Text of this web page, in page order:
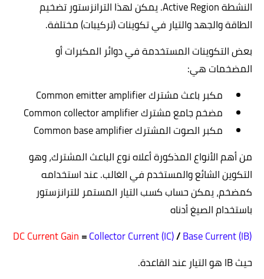
النشطةActive Region. يمكن لهذا الترانزستور تضخيم
الطاقة والجهد والتيار في تكوينات (تركيبات) مختلفة.
بعض التكوينات المستخدمة في دوائر المكبرات أو
المضخمات هي:
مكبر باعث مشتركCommon emitter amplifier
مضخم جامع مشتركCommon collector amplifier
مكبر الصوت المشتركCommon base amplifier
من أهم الأنواع المذكورة أعلاه نوع الباعث المشترك، وهو
التكوين الشائع والمستخدم في الغالب. عند استخدامه
كمضخم، يمكن حساب كسب التيار المستمر للترانزستور
باستخدام الصيغ أدناه
DC Current Gain=Collector Current (IC)/Base Current (IB)
حيثIBهو التيار عند القاعدة.